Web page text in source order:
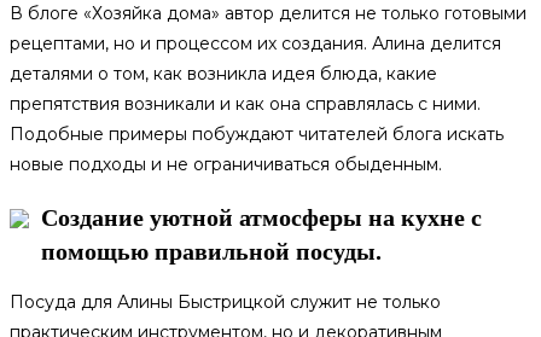
В блоге «Хозяйка дома» автор делится не только готовыми
рецептами, но и процессом их создания. Алина делится
деталями о том, как возникла идея блюда, какие
препятствия возникали и как она справлялась с ними.
Подобные примеры побуждают читателей блога искать
новые подходы и не ограничиваться обыденным.
Создание уютной атмосферы на кухне с
помощью правильной посуды.
Посуда для Алины Быстрицкой служит не только
практическим инструментом, но и декоративным